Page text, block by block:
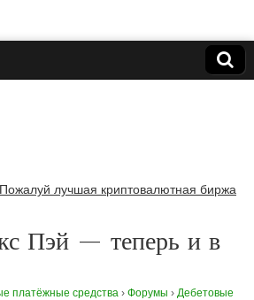
Пэй — теперь и в
платёжные средства › Форумы › Дебетовые